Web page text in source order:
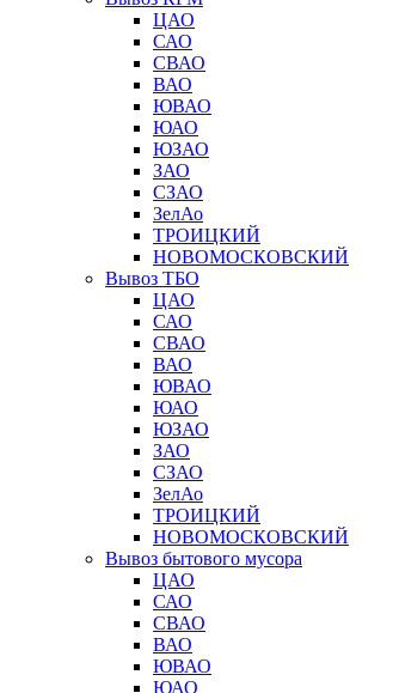
ЦАО
САО
СВАО
ВАО
ЮВАО
ЮАО
ЮЗАО
ЗАО
СЗАО
ЗелАо
ТРОИЦКИЙ
НОВОМОСКОВСКИЙ
Вывоз ТБО
ЦАО
САО
СВАО
ВАО
ЮВАО
ЮАО
ЮЗАО
ЗАО
СЗАО
ЗелАо
ТРОИЦКИЙ
НОВОМОСКОВСКИЙ
Вывоз бытового мусора
ЦАО
САО
СВАО
ВАО
ЮВАО
ЮАО